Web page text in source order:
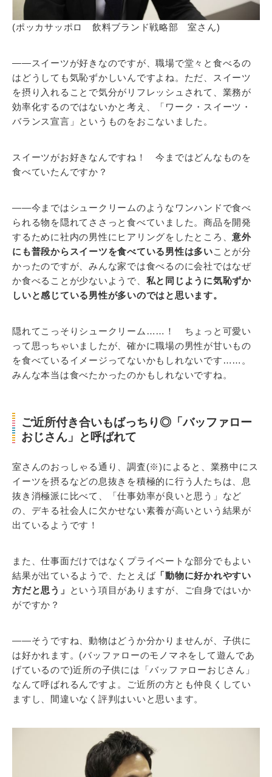
(ポッカサッポロ 飲料ブランド戦略部 室さん)
――スイーツが好きなのですが、職場で堂々と食べるの
はどうしても気恥ずかしいんですよね。ただ、スイーツ
を摂り入れることで気分がリフレッシュされて、業務が
効率化するのではないかと考え、「ワーク・スイーツ・
バランス宣言」というものをおこないました。
スイーツがお好きなんですね！ 今まではどんなものを
食べていたんですか？
――今まではシュークリームのようなワンハンドで食べ
られる物を隠れてささっと食べていました。商品を開発
するために社内の男性にヒアリングをしたところ、意外
にも普段からスイーツを食べている男性は多いことが分
かったのですが、みんな家では食べるのに会社ではなぜ
か食べることが少ないようで、 私と同じように気恥ずか
しいと感じている男性が多いのではと思います。
隠れてこっそりシュークリーム……！ ちょっと可愛い
って思っちゃいましたが、確かに職場の男性が甘いもの
を食べているイメージってないかもしれないです……。
みんな本当は食べたかったのかもしれないですね。
ご近所付き合いもばっちり◎「バッファロー
おじさん」と呼ばれて
室さんのおっしゃる通り、調査(※)によると、業務中にス
イーツを摂るなどの息抜きを積極的に行う人たちは、息
抜き消極派に比べて、「仕事効率が良いと思う」など
の、デキる社会人に欠かせない素養が高いという結果が
出ているようです！
また、仕事面だけではなくプライベートな部分でもよい
結果が出ているようで、たとえば「動物に好かれやすい
方だと思う」
という項目がありますが、ご自身ではいか
がですか？
――そうですね、動物はどうか分かりませんが、子供に
は好かれます。(バッファローのモノマネをして遊んであ
げているので)近所の子供には「バッファローおじさん」
なんて呼ばれるんですよ。ご近所の方とも仲良くしてい
ますし、間違いなく評判はいいと思います。